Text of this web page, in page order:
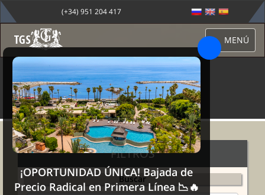
(+34) 951 204 417
MENÚ
PROPIEDADES
FILTROS
Buscar
¡OPORTUNIDAD ÚNICA! Bajada de
Precio Radical en Primera Línea 📉🔥